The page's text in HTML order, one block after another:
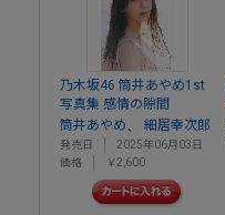
乃木坂46 筒井あやめ1st
写真集 感情の隙間
筒井あやめ
細居幸次郎
発売日
2025年06月03日
価格
￥2,600